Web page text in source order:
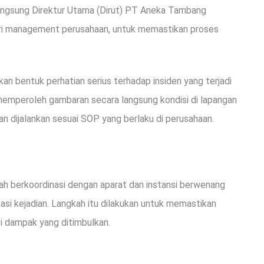
Direktur Utama (Dirut) PT Aneka Tambang
perusahaan, untuk memastikan proses
bentuk perhatian serius terhadap insiden yang terjadi
gambaran secara langsung kondisi di lapangan
dijalankan sesuai SOP yang berlaku di perusahaan.
berkoordinasi dengan aparat dan instansi berwenang
kejadian. Langkah itu dilakukan untuk memastikan
dampak yang ditimbulkan.